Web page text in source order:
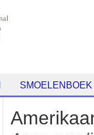
SMOELENBOEK